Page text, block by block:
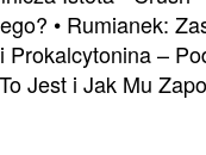
• Rumianek:
Prokalcytonina –
Jest i Jak Mu